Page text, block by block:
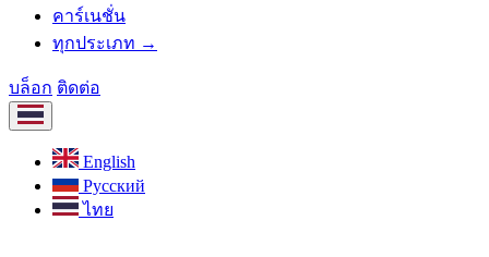
คาร์เนชั่น
ทุกประเภท →
บล็อก ติดต่อ
English
Русский
ไทย